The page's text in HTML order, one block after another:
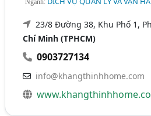
23/8 Đường 38, Khu Phố 1,
Chí Minh (TPHCM)
0903727134
info@khangthinhhome.com